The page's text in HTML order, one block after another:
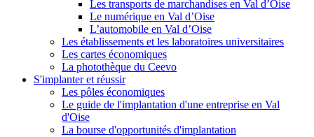
Les transports de marchandises en Val d’Oise
Le numérique en Val d’Oise
L’automobile en Val d’Oise
Les établissements et les laboratoires universitaires
Les cartes économiques
La photothèque du Ceevo
S'implanter et réussir
Les pôles économiques
Le guide de l'implantation d'une entreprise en Val
d'Oise
La bourse d'opportunités d'implantation